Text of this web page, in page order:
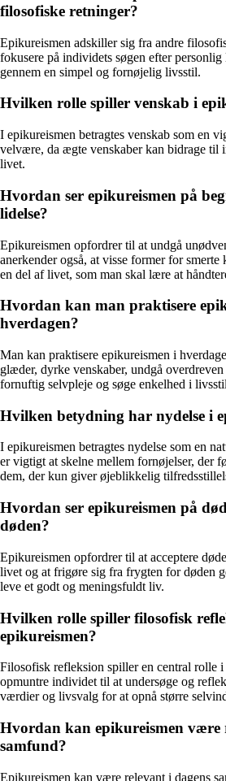
filosofiske retninger?
Epikureismen adskiller sig fra andre
fokusere på individets søgen efter
gennem en simpel og fornøjelig livsstil.
Hvilken rolle spiller venskab i
I epikureismen betragtes venskab som en
velvære, da ægte venskaber kan bidrage til
livet.
Hvordan ser epikureismen på
lidelse?
Epikureismen opfordrer til at undgå
anerkender også, at visse former for
en del af livet, som man skal lære at
Hvordan kan man praktisere
hverdagen?
Man kan praktisere epikureismen i
glæder, dyrke venskaber, undgå
fornuftig selvpleje og søge enkelhed i
Hvilken betydning har nydelse i
I epikureismen betragtes nydelse som en
er vigtigt at skelne mellem fornøjelser, der
dem, der kun giver øjeblikkelig
Hvordan ser epikureismen på
døden?
Epikureismen opfordrer til at acceptere
livet og at frigøre sig fra frygten for døden
leve et godt og meningsfuldt liv.
Hvilken rolle spiller filosofisk
epikureismen?
Filosofisk refleksion spiller en central rolle
opmuntre individet til at undersøge og
værdier og livsvalg for at opnå større
Hvordan kan epikureismen være
samfund?
Epikureismen kan være relevant i dagens